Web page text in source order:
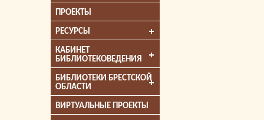
ПРОЕКТЫ
РЕСУРСЫ
КАБИНЕТ
БИБЛИОТЕКОВЕДЕНИЯ
БИБЛИОТЕКИ БРЕСТСКОЙ
ОБЛАСТИ
ВИРТУАЛЬНЫЕ ПРОЕКТЫ